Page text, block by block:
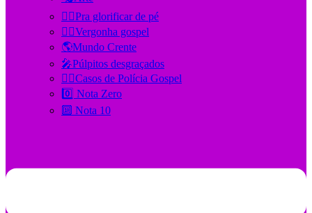
🙋‍♂️Pra glorificar de pé
🤦‍♂️Vergonha gospel
🌎Mundo Crente
🎤Púlpitos desgraçados
👮‍♂️Casos de Polícia Gospel
0️⃣ Nota Zero
🔟 Nota 10